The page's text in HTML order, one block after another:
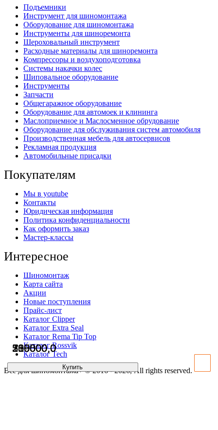
289000,0
Купить
510000,0
Купить
300000,0
Купить
135500,0
Купить
Подъемники
Инструмент для шиномонтажа
Оборудование для шиномонтажа
Инструменты для шиноремонта
Шероховальный инструмент
Расходные материалы для шиноремонта
Компрессоры и воздухоподготовка
Системы накачки колес
Шиповальное оборудование
Инструменты
Запчасти
Общегаражное оборудование
Оборудование для автомоек и клининга
Маслоприемное и Маслосменное обрудование
Оборудование для обслуживания систем автомобиля
Производственная мебель для автосервисов
Рекламная продукция
Автомобильные присадки
Покупателям
Мы в youtube
Контакты
Юридическая информация
Политика конфиденциальности
Как оформить заказ
Мастер-классы
Интересное
Шиномонтаж
Карта сайта
Акции
Новые поступления
Прайс-лист
Каталог Clipper
Каталог Extra Seal
Каталог Rema Tip Top
Каталог Rossvik
Каталог Tech
Всё для шиномонтажа+ © 2016 - 2026, All rights reserved.